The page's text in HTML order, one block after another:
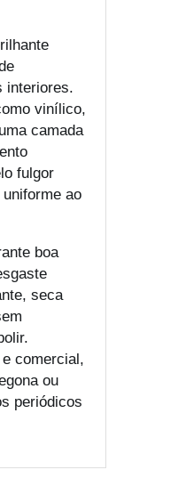
interiores.
vinílico,
camada
fulgor
ao
boa
seca
comercial,
ou
periódicos